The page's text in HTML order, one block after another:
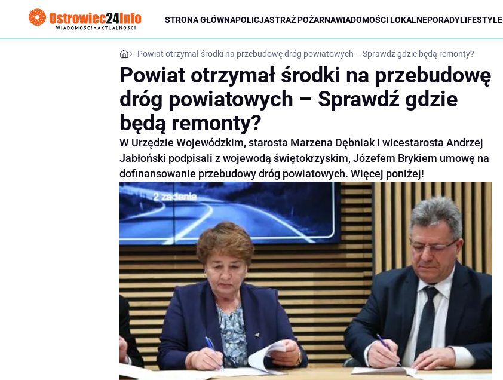
STRONA GŁÓWNAPOLICJASTRAŻ POŻARNAWIADOMOŚCI LOKALNEPORADYLIFESTYLE
Powiat otrzymał środki na przebudowę dróg powiatowych – Sprawdź gdzie będą remonty?
Powiat otrzymał środki na przebudowę
dróg powiatowych – Sprawdź gdzie
będą remonty?
W Urzędzie Wojewódzkim, starosta Marzena Dębniak i wicestarosta Andrzej
Jabłoński podpisali z wojewodą świętokrzyskim, Józefem Brykiem umowę na
dofinansowanie przebudowy dróg powiatowych. Więcej poniżej!